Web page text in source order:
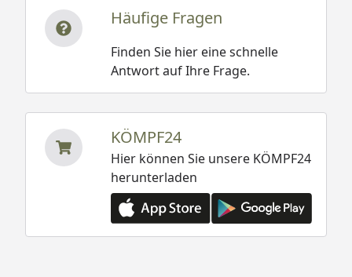
Häufige Fragen
Finden Sie hier eine schnelle
Antwort auf Ihre Frage.
KÖMPF24
Hier können Sie unsere KÖMPF24
herunterladen